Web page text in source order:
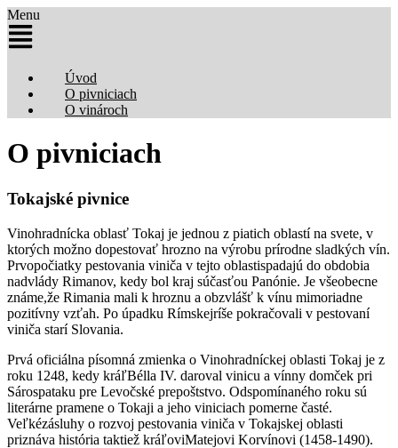
Menu
Úvod
O pivniciach
O vinároch
O pivniciach
Tokajské pivnice
Vinohradnícka oblasť Tokaj je jednou z piatich oblastí na svete, v
ktorých možno dopestovať hrozno na výrobu prírodne sladkých vín.
Prvopočiatky pestovania viniča v tejto oblastispadajú do obdobia
nadvlády Rimanov, kedy bol kraj súčasťou Panónie. Je všeobecne
známe,že Rimania mali k hroznu a obzvlášť k vínu mimoriadne
pozitívny vzťah. Po úpadku Rímskejríše pokračovali v pestovaní
viniča starí Slovania.
Prvá oficiálna písomná zmienka o Vinohradníckej oblasti Tokaj je z
roku 1248, kedy kráľBélla IV. daroval vinicu a vínny domček pri
Sárospataku pre Levočské prepoštstvo. Odspomínaného roku sú
literárne pramene o Tokaji a jeho viniciach pomerne časté.
Veľkézásluhy o rozvoj pestovania viniča v Tokajskej oblasti
priznáva história taktiež kráľoviMatejovi Korvínovi (1458-1490).